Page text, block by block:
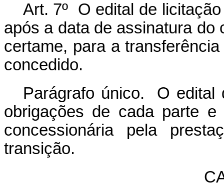
Art. 7º O edital de
após a data de assinatura do
certame, para a
concedido.
Parágrafo único. O edital
obrigações de cada parte
concessionária pela
transição.